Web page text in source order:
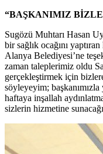
“BAŞKANIMIZ
Sugözü Muhtarı Hasan
bir sağlık ocağını
Alanya Belediyesi’ne
zaman taleplerimiz oldu
gerçekleştirmek için
söyleyeyim;
haftaya inşallah
sizlerin hizmetine